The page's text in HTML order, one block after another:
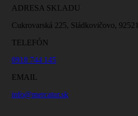
ADRESA SKLADU
Cukrovarská 225, Sládkovičovo, 92521
TELEFÓN
0918 744 145
EMAIL
info@mercator.sk